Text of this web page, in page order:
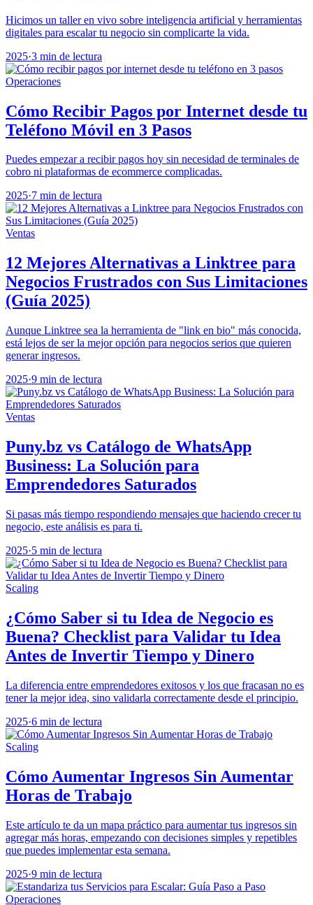
Hicimos un taller en vivo sobre inteligencia artificial y herramientas
digitales para escalar tu negocio sin complicarte la vida.
2025·3 min de lectura
Operaciones
Cómo Recibir Pagos por Internet desde tu
Teléfono Móvil en 3 Pasos
Puedes empezar a recibir pagos hoy sin necesidad de terminales de
cobro ni plataformas de ecommerce complicadas.
2025·7 min de lectura
Ventas
12 Mejores Alternativas a Linktree para
Negocios Frustrados con Sus Limitaciones
(Guía 2025)
Aunque Linktree sea la herramienta de "link en bio" más conocida,
está lejos de ser la mejor opción para negocios serios que quieren
generar ingresos.
2025·9 min de lectura
Ventas
Puny.bz vs Catálogo de WhatsApp
Business: La Solución para
Emprendedores Saturados
Si pasas más tiempo respondiendo mensajes que haciendo crecer tu
negocio, este análisis es para ti.
2025·5 min de lectura
Scaling
¿Cómo Saber si tu Idea de Negocio es
Buena? Checklist para Validar tu Idea
Antes de Invertir Tiempo y Dinero
La diferencia entre emprendedores exitosos y los que fracasan no es
tener la mejor idea, sino validarla correctamente desde el principio.
2025·6 min de lectura
Scaling
Cómo Aumentar Ingresos Sin Aumentar
Horas de Trabajo
Este artículo te da un mapa práctico para aumentar tus ingresos sin
agregar más horas, empezando con decisiones simples y repetibles
que puedes implementar esta semana.
2025·9 min de lectura
Operaciones